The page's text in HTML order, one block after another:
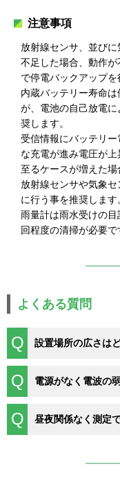
注意事項
放射線センサ、並び
不⾜した場合、動作
で停電バックアップを
内蔵バッテリー寿命
が、電池の⾃⼰放電
奨します。
受信情報にバッテリ
な充電が進み電圧が
⾄るケースが増えた場
放射線センサや気象
に⾏う事を推奨します
⾬量計は⾬⽔受けの
回程度の清掃が必要で
よくある質問
設置場所の広さは
電源がなく電波の
昼夜関係なく測定